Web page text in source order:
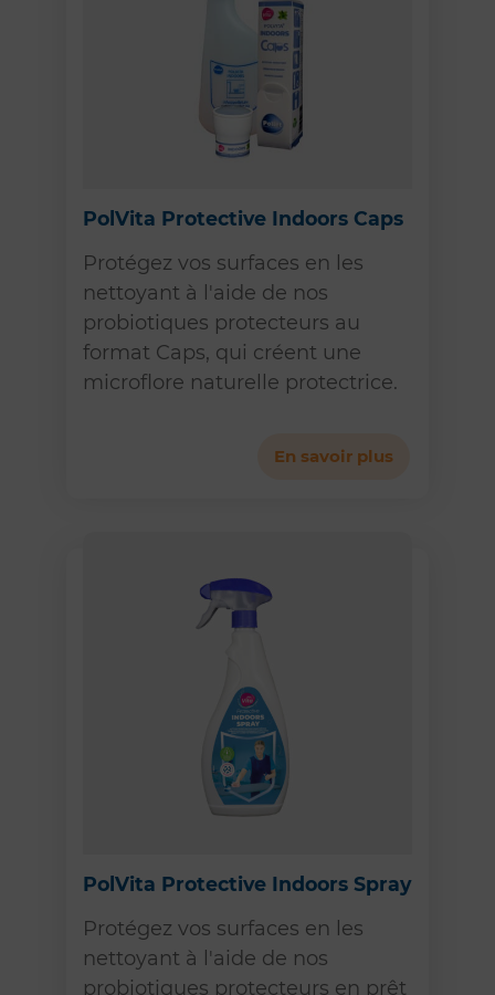
PolVita Protective Indoors Caps
Protégez vos surfaces en les
nettoyant à l'aide de nos
probiotiques protecteurs au
format Caps, qui créent une
microflore naturelle protectrice.
En savoir plus
PolVita Protective Indoors Spray
Protégez vos surfaces en les
nettoyant à l'aide de nos
probiotiques protecteurs en prêt